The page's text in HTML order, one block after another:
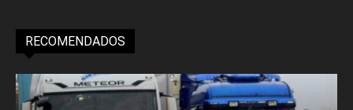
RECOMENDADOS